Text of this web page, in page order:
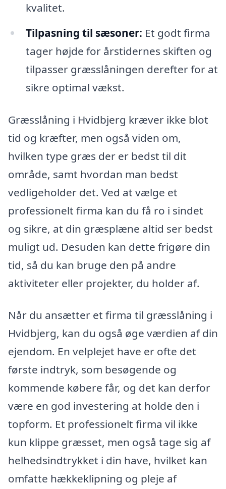
kvalitet.
Tilpasning til sæsoner: Et godt firma
tager højde for årstidernes skiften og
tilpasser græsslåningen derefter for at
sikre optimal vækst.
Græsslåning i Hvidbjerg kræver ikke blot
tid og kræfter, men også viden om,
hvilken type græs der er bedst til dit
område, samt hvordan man bedst
vedligeholder det. Ved at vælge et
professionelt firma kan du få ro i sindet
og sikre, at din græsplæne altid ser bedst
muligt ud. Desuden kan dette frigøre din
tid, så du kan bruge den på andre
aktiviteter eller projekter, du holder af.
Når du ansætter et firma til græsslåning i
Hvidbjerg, kan du også øge værdien af din
ejendom. En velplejet have er ofte det
første indtryk, som besøgende og
kommende købere får, og det kan derfor
være en god investering at holde den i
topform. Et professionelt firma vil ikke
kun klippe græsset, men også tage sig af
helhedsindtrykket i din have, hvilket kan
omfatte hækkeklipning og pleje af